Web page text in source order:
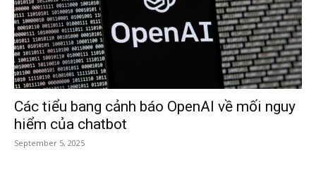
Các tiểu bang cảnh báo OpenAI về mối nguy
hiểm của chatbot
September 5, 2025